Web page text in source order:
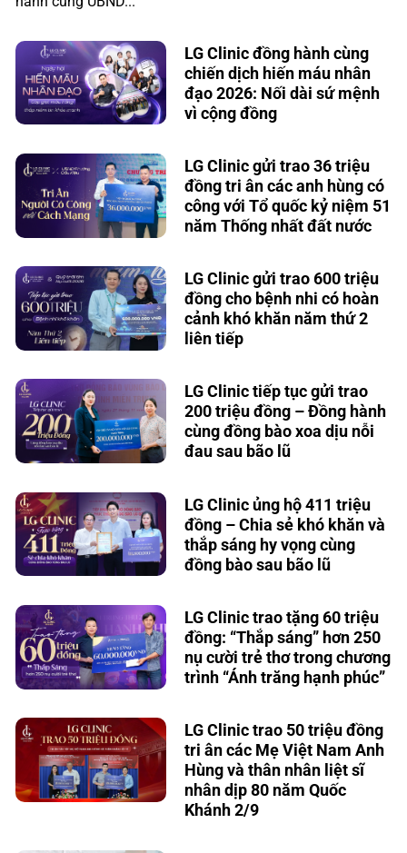
LG Clinic đồng hành cùng
chiến dịch hiến máu nhân
đạo 2026: Nối dài sứ mệnh
vì cộng đồng
LG Clinic gửi trao 36 triệu
đồng tri ân các anh hùng có
công với Tổ quốc kỷ niệm 51
năm Thống nhất đất nước
LG Clinic gửi trao 600 triệu
đồng cho bệnh nhi có hoàn
cảnh khó khăn năm thứ 2
liên tiếp
LG Clinic tiếp tục gửi trao
200 triệu đồng – Đồng hành
cùng đồng bào xoa dịu nỗi
đau sau bão lũ
LG Clinic ủng hộ 411 triệu
đồng – Chia sẻ khó khăn và
thắp sáng hy vọng cùng
đồng bào sau bão lũ
LG Clinic trao tặng 60 triệu
đồng: “Thắp sáng” hơn 250
nụ cười trẻ thơ trong chương
trình “Ánh trăng hạnh phúc”
LG Clinic trao 50 triệu đồng
tri ân các Mẹ Việt Nam Anh
Hùng và thân nhân liệt sĩ
nhân dịp 80 năm Quốc
Khánh 2/9